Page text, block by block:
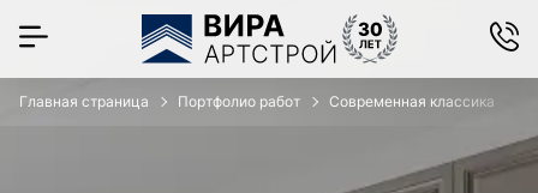
Главная страница Портфолио работ Современная классика